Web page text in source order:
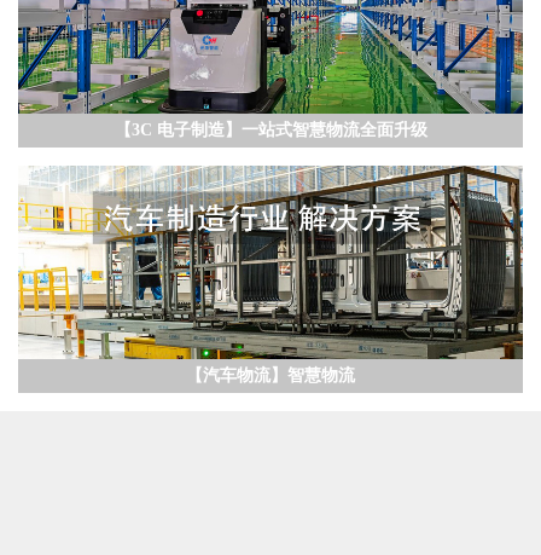
【3C 电子制造】一站式智慧物流全面升级
【汽车物流】智慧物流